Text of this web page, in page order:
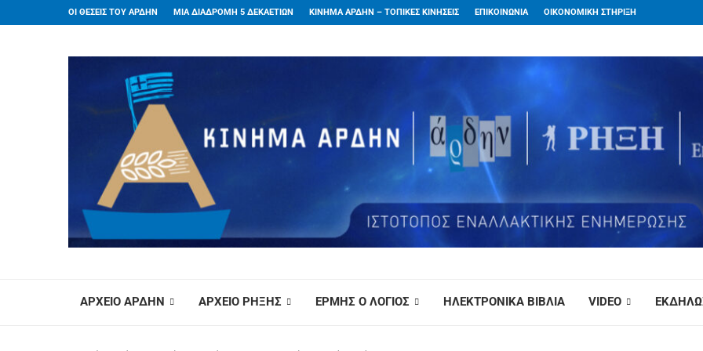
ΟΙ ΘΕΣΕΙΣ ΤΟΥ ΑΡΔΗΝ ΜΙΑ ΔΙΑΔΡΟΜΗ 5 ΔΕΚΑΕΤΙΩΝ ΚΙΝΗΜΑ ΑΡΔΗΝ – ΤΟΠΙΚΕΣ ΚΙΝΗΣΕΙΣ ΕΠΙΚΟΙΝΩΝΙΑ ΟΙΚΟΝΟΜΙΚΗ ΣΤΗΡΙΞΗ
ΑΡΧΕΙΟ ΑΡΔΗΝ ΑΡΧΕΙΟ ΡΗΞΗΣ ΕΡΜΗΣ Ο ΛΟΓΙΟΣ ΗΛΕΚΤΡΟΝΙΚΑ ΒΙΒΛΙΑ VIDEO